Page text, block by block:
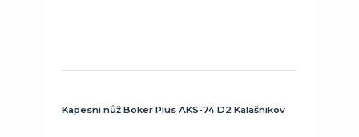
Kapesní nůž Boker Plus AKS-74 D2 Kalašnikov